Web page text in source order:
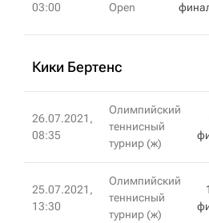
03:00
Open
Кики Бертенс
26.07.2021,
08:35
Олимпийский
теннисный
турнир (ж)
25.07.2021,
13:30
Олимпийский
теннисный
турнир (ж)